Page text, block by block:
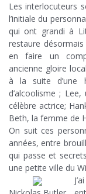
Les interlocuteurs
l’initiale du
qui ont grandi à
restaure
en faire un
ancienne gloire
à la suite d’une
d’alcoolisme ;
célèbre actrice;
Beth, la femme de
On suit ces
années, entre
qui passe et
une petite ville du